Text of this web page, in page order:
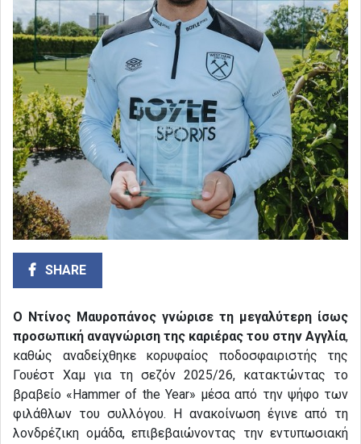
SHARE
Ο Ντίνος Μαυροπάνος γνώρισε τη μεγαλύτερη ίσως
προσωπική αναγνώριση της καριέρας του στην Αγγλία,
καθώς αναδείχθηκε κορυφαίος ποδοσφαιριστής της
Γουέστ Χαμ για τη σεζόν 2025/26, κατακτώντας το
βραβείο «Hammer of the Year» μέσα από την ψήφο των
φιλάθλων του συλλόγου. Η ανακοίνωση έγινε από τη
λονδρέζικη ομάδα, επιβεβαιώνοντας την εντυπωσιακή